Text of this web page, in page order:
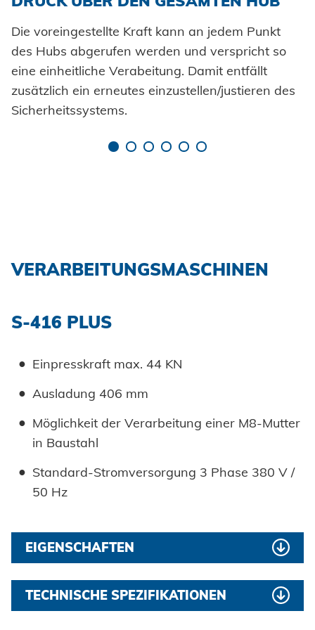
Die voreingestellte Kraft kann an jedem Punkt
des Hubs abgerufen werden und verspricht so
eine einheitliche Verabeitung. Damit entfällt
zusätzlich ein erneutes einzustellen/justieren des
Sicherheitssystems.
VERARBEITUNGSMASCHINEN
S-416 PLUS
Einpresskraft max. 44 KN
Ausladung 406 mm
Möglichkeit der Verarbeitung einer M8-Mutter
in Baustahl
Standard-Stromversorgung 3 Phase 380 V /
50 Hz
EIGENSCHAFTEN
Starke Rahmenstruktur, weniger Vibrationen
einfache Handhabung
TECHNISCHE SPEZIFIKATIONEN